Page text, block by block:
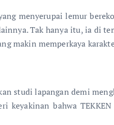
menyerupai lemur
Tak hanya itu, ia di
makin memperkaya
studi lapangan demi
keyakinan bahwa